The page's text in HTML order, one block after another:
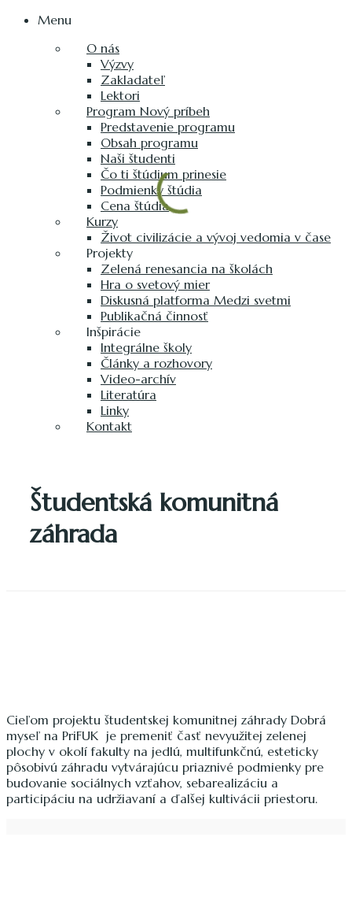
Menu
O nás
Výzvy
Zakladateľ
Lektori
Program Nový príbeh
Predstavenie programu
Obsah programu
Naši študenti
Čo ti štúdium prinesie
Podmienky štúdia
Cena štúdia
Kurzy
Život civilizácie a vývoj vedomia v čase
Projekty
Zelená renesancia na školách
Hra o svetový mier
Diskusná platforma Medzi svetmi
Publikačná činnosť
Inšpirácie
Integrálne školy
Články a rozhovory
Video-archív
Literatúra
Linky
Kontakt
Študentská komunitná
záhrada
Cieľom projektu študentskej komunitnej záhrady Dobrá
myseľ na PriFUK je premeniť časť nevyužitej zelenej
plochy v okolí fakulty na jedlú, multifunkčnú, esteticky
pôsobivú záhradu vytvárajúcu priaznivé podmienky pre
budovanie sociálnych vzťahov, sebarealizáciu a
participáciu na udržiavaní a ďalšej kultivácii priestoru.